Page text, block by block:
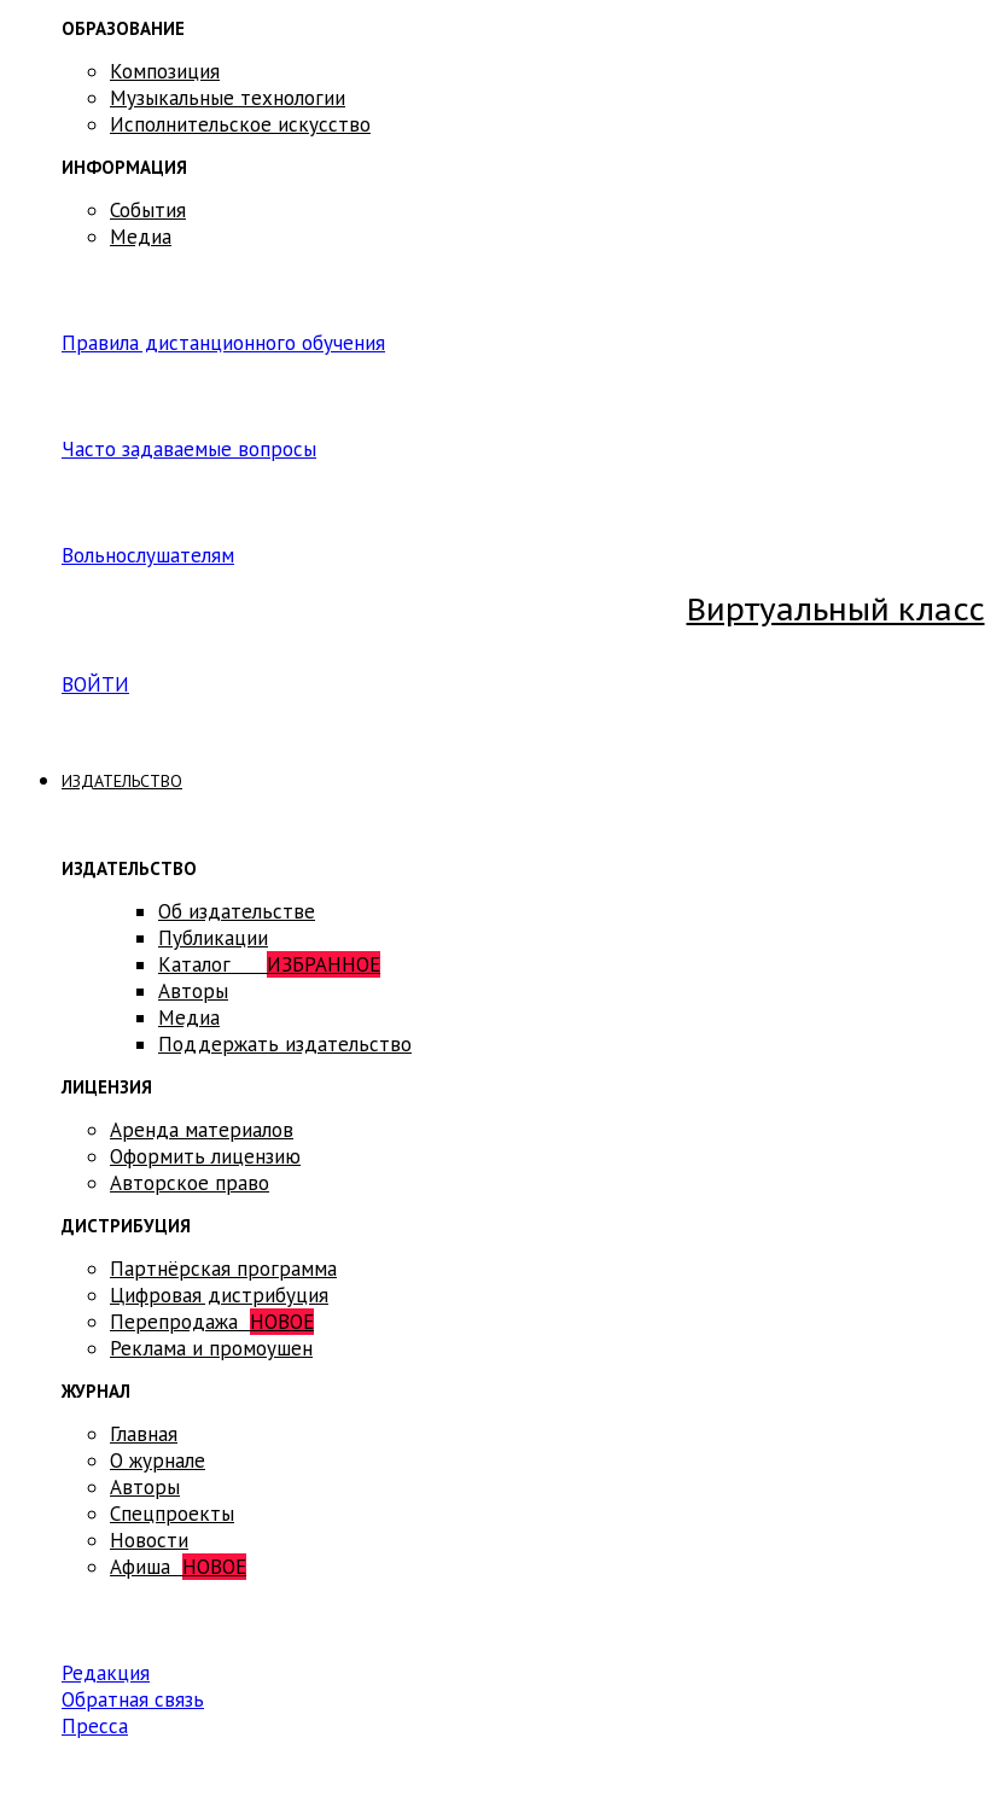
ОБРАЗОВАНИЕ
Композиция
Музыкальные технологии
Исполнительское искусство
ИНФОРМАЦИЯ
События
Медиа
Правила дистанционного обучения
Часто задаваемые вопросы
Вольнослушателям
Виртуальный класс
ВОЙТИ
ИЗДАТЕЛЬСТВО
ИЗДАТЕЛЬСТВО
Об издательстве
Публикации
Каталог ИЗБРАННОЕ
Авторы
Медиа
Поддержать издательство
ЛИЦЕНЗИЯ
Аренда материалов
Оформить лицензию
Авторское право
ДИСТРИБУЦИЯ
Партнёрская программа
Цифровая дистрибуция
Перепродажа НОВОЕ
Реклама и промоушен
ЖУРНАЛ
Главная
О журнале
Авторы
Спецпроекты
Новости
Афиша НОВОЕ
Редакция
Обратная связь
Пресса